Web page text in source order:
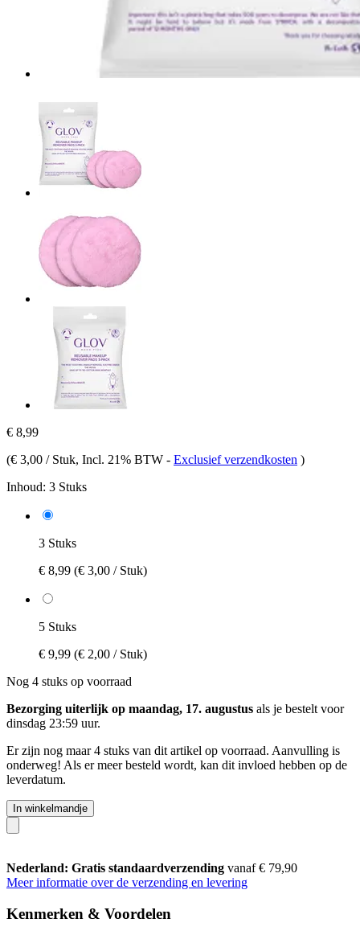
€ 8,99
(€ 3,00 / Stuk, Incl. 21% BTW - Exclusief verzendkosten )
Inhoud: 3 Stuks
3 Stuks
€ 8,99 (€ 3,00 / Stuk)
5 Stuks
€ 9,99 (€ 2,00 / Stuk)
Nog 4 stuks op voorraad
Bezorging uiterlijk op maandag, 17. augustus als je bestelt voor
dinsdag 23:59 uur.
Er zijn nog maar 4 stuks van dit artikel op voorraad. Aanvulling is
onderweg! Als er meer besteld wordt, kan dit invloed hebben op de
leverdatum.
In winkelmandje
Nederland: Gratis standaardverzending vanaf € 79,90
Meer informatie over de verzending en levering
Kenmerken & Voordelen